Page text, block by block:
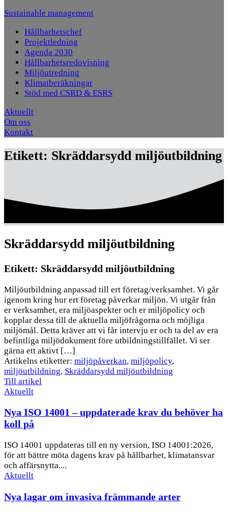
Sustainable management
Hållbarhetschef
Projektledning
Agenda 2030
Hållbarhetsredovisning
Miljöutredning
Klimatberäkningar
Stöd med CSRD & ESRS
Aktuellt
Om oss
Kontakt
Etikett: Skräddarsydd miljöutbildning
Skräddarsydd miljöutbildning
Etikett: Skräddarsydd miljöutbildning
Miljöutbildning anpassad till ert företag/verksamhet. Vi går
igenom kring hur ert företag påverkar miljön. Vi utgår från
er verksamhet, era miljöaspekter och er miljöpolicy och
kopplar dessa till de aktuella miljöfrågorna och möjliga
miljömål. Detta kräver att vi får intervju er och ta del av era
befintliga miljödokument före utbildningstillfället. Vi ser
gärna ett aktivt […]
Artikelns etiketter: miljöpåverkan, miljöpolicy,
miljöutbildning, Skräddarsydd miljöutbildning
Till artikel
Aktuellt
Nya ISO 14001 – uppdaterade krav du behöver ha
koll på
ISO 14001 uppdateras till en ny version, ISO 14001:2026,
för att bättre möta dagens krav på hållbarhet, klimatansvar
och affärsnytta....
Aktuellt
Nya lagar om invasiva främmande arter